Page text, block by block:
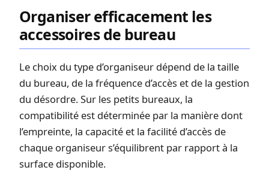
Organiser efficacement les
accessoires de bureau
Le choix du type d’organiseur dépend de la taille
du bureau, de la fréquence d’accès et de la gestion
du désordre. Sur les petits bureaux, la
compatibilité est déterminée par la manière dont
l’empreinte, la capacité et la facilité d’accès de
chaque organiseur s’équilibrent par rapport à la
surface disponible.